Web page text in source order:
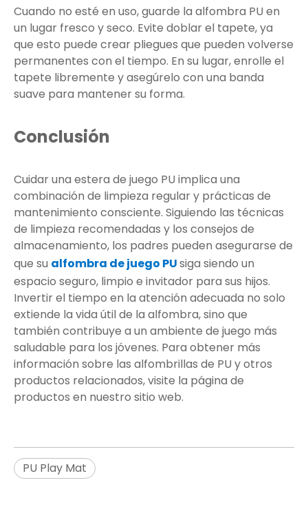
Cuando no esté en uso, guarde la alfombra PU en
un lugar fresco y seco. Evite doblar el tapete, ya
que esto puede crear pliegues que pueden volverse
permanentes con el tiempo. En su lugar, enrolle el
tapete libremente y asegúrelo con una banda
suave para mantener su forma.
Conclusión
Cuidar una estera de juego PU implica una
combinación de limpieza regular y prácticas de
mantenimiento consciente. Siguiendo las técnicas
de limpieza recomendadas y los consejos de
almacenamiento, los padres pueden asegurarse de
que su alfombra de juego PUsiga siendo un
espacio seguro, limpio e invitador para sus hijos.
Invertir el tiempo en la atención adecuada no solo
extiende la vida útil de la alfombra, sino que
también contribuye a un ambiente de juego más
saludable para los jóvenes. Para obtener más
información sobre las alfombrillas de PU y otros
productos relacionados, visite la página de
productos en nuestro sitio web.
PU Play Mat